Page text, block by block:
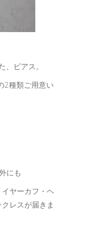
、ピアス。
2種類ご用意い
にも
ヤーカフ・ヘ
レスが届きま